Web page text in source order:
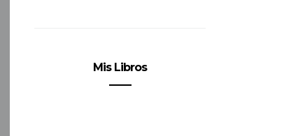
Mis Libros